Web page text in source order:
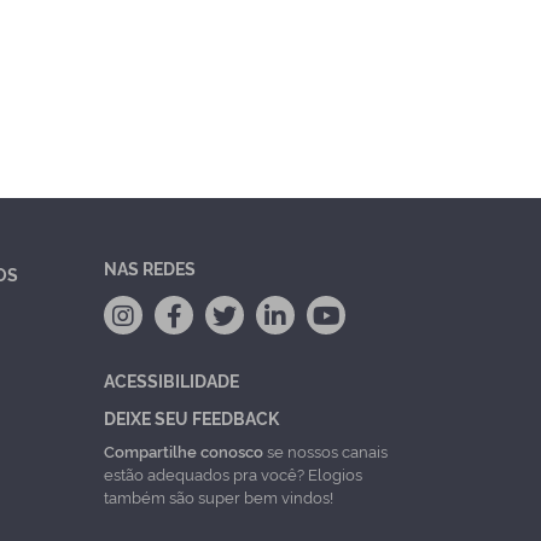
NAS REDES
ACESSIBILIDADE
DEIXE SEU FEEDBACK
Compartilhe conoscose nossos canais
estão adequados pra você? Elogios
também são super bem vindos!